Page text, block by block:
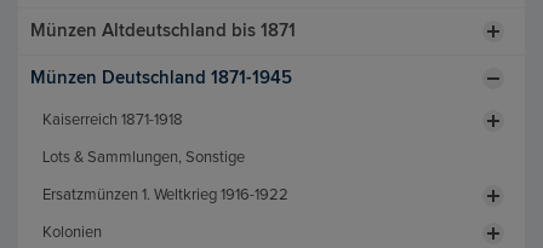
Münzen Altdeutschland bis 1871
Münzen Deutschland 1871-1945
Kaiserreich 1871-1918
Lots & Sammlungen, Sonstige
Ersatzmünzen 1. Weltkrieg 1916-1922
Kolonien